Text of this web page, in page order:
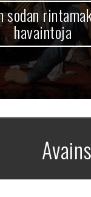
sodan
havaintoja